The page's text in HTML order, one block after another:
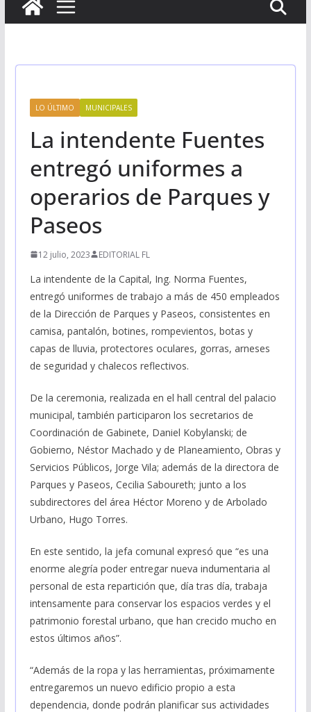
LO ÚLTIMO MUNICIPALES
La intendente Fuentes
entregó uniformes a
operarios de Parques y
Paseos
12 julio, 2023 EDITORIAL FL
La intendente de la Capital, Ing. Norma Fuentes,
entregó uniformes de trabajo a más de 450 empleados
de la Dirección de Parques y Paseos, consistentes en
camisa, pantalón, botines, rompevientos, botas y
capas de lluvia, protectores oculares, gorras, arneses
de seguridad y chalecos reflectivos.
De la ceremonia, realizada en el hall central del palacio
municipal, también participaron los secretarios de
Coordinación de Gabinete, Daniel Kobylanski; de
Gobierno, Néstor Machado y de Planeamiento, Obras y
Servicios Públicos, Jorge Vila; además de la directora de
Parques y Paseos, Cecilia Saboureth; junto a los
subdirectores del área Héctor Moreno y de Arbolado
Urbano, Hugo Torres.
En este sentido, la jefa comunal expresó que “es una
enorme alegría poder entregar nueva indumentaria al
personal de esta repartición que, día tras día, trabaja
intensamente para conservar los espacios verdes y el
patrimonio forestal urbano, que han crecido mucho en
estos últimos años”.
“Además de la ropa y las herramientas, próximamente
entregaremos un nuevo edificio propio a esta
dependencia, donde podrán planificar sus actividades